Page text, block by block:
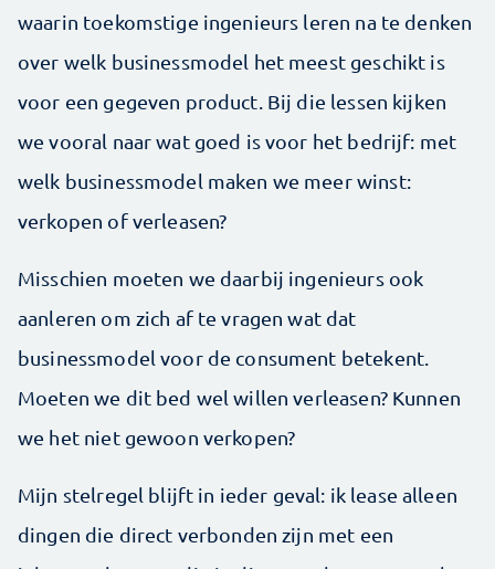
waarin toekomstige ingenieurs leren na te denken
over welk businessmodel het meest geschikt is
voor een gegeven product. Bij die lessen kijken
we vooral naar wat goed is voor het bedrijf: met
welk businessmodel maken we meer winst:
verkopen of verleasen?
Misschien moeten we daarbij ingenieurs ook
aanleren om zich af te vragen wat dat
businessmodel voor de consument betekent.
Moeten we dit bed wel willen verleasen? Kunnen
we het niet gewoon verkopen?
Mijn stelregel blijft in ieder geval: ik lease alleen
dingen die direct verbonden zijn met een